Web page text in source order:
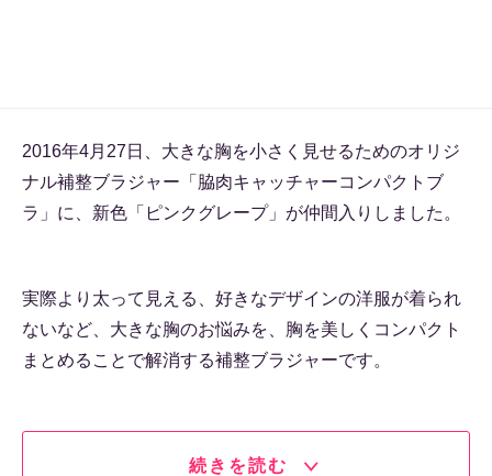
2016年4月27日、大きな胸を小さく見せるためのオリジ
ナル補整ブラジャー「脇肉キャッチャーコンパクトブ
ラ」に、新色「ピンクグレープ」が仲間入りしました。
実際より太って見える、好きなデザインの洋服が着られ
ないなど、大きな胸のお悩みを、胸を美しくコンパクト
まとめることで解消する補整ブラジャーです。
続きを読む